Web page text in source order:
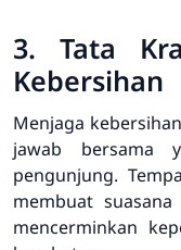
3. Tata
Kebersihan
Menjaga
jawab bersama
pengunjung.
membuat
mencerminkan